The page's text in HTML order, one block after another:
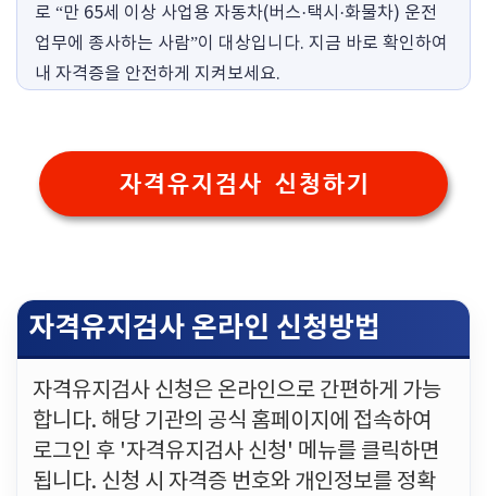
로 “만 65세 이상 사업용 자동차(버스·택시·화물차) 운전
업무에 종사하는 사람”이 대상입니다. 지금 바로 확인하여
내 자격증을 안전하게 지켜보세요.
자격유지검사 신청하기
자격유지검사 온라인 신청방법
자격유지검사 신청은 온라인으로 간편하게 가능
합니다. 해당 기관의 공식 홈페이지에 접속하여
로그인 후 '자격유지검사 신청' 메뉴를 클릭하면
됩니다. 신청 시 자격증 번호와 개인정보를 정확